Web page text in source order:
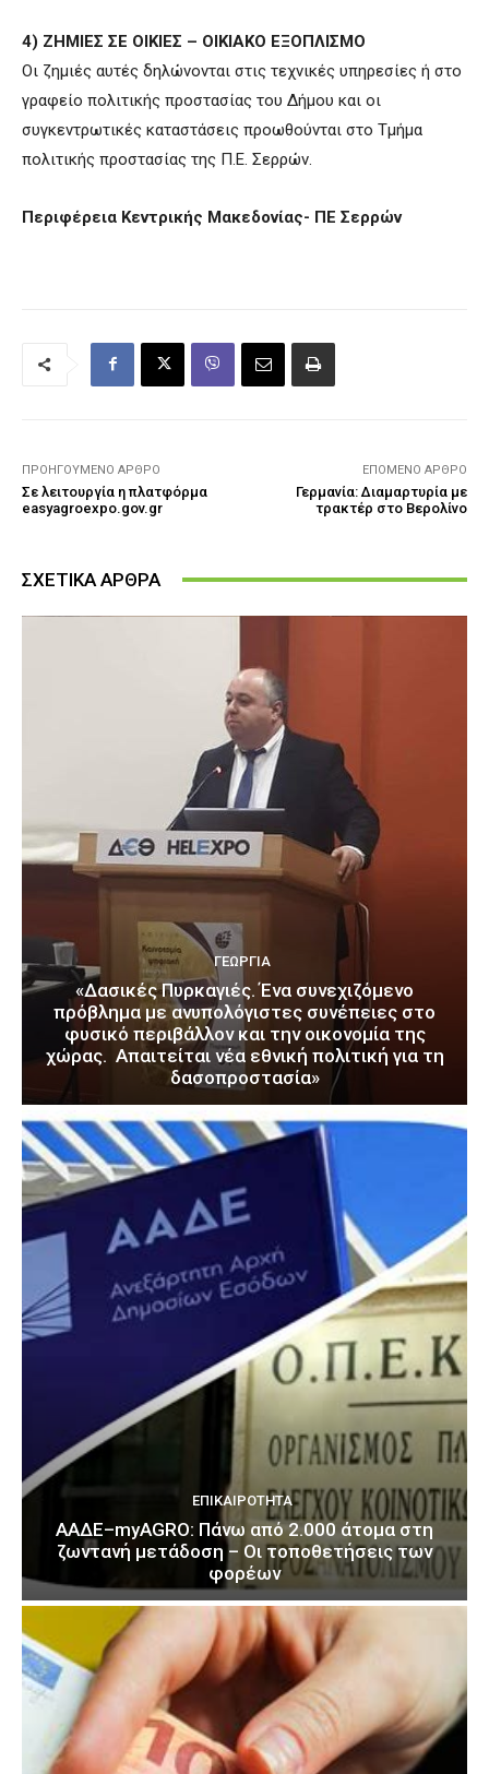
4) ΖΗΜΙΕΣ ΣΕ ΟΙΚΙΕΣ – ΟΙΚΙΑΚΟ ΕΞΟΠΛΙΣΜΟ
Οι ζημιές αυτές δηλώνονται στις τεχνικές υπηρεσίες ή στο
γραφείο πολιτικής προστασίας του Δήμου και οι
συγκεντρωτικές καταστάσεις προωθούνται στο Τμήμα
πολιτικής προστασίας της Π.Ε. Σερρών.
Περιφέρεια Κεντρικής Μακεδονίας- ΠΕ Σερρών
ΠΡΟΗΓΟΎΜΕΝΟ ΆΡΘΡΟ
Σε λειτουργία η πλατφόρμα
easyagroexpo.gov.gr
ΕΠΌΜΕΝΟ ΆΡΘΡΟ
Γερμανία: Διαμαρτυρία με
τρακτέρ στο Βερολίνο
ΣΧΕΤΙΚΑ ΑΡΘΡΑ
ΓΕΩΡΓΊΑ
«Δασικές Πυρκαγιές. Ένα συνεχιζόμενο
πρόβλημα με ανυπολόγιστες συνέπειες στο
φυσικό περιβάλλον και την οικονομία της
χώρας. Απαιτείται νέα εθνική πολιτική για τη
δασοπροστασία»
ΕΠΙΚΑΙΡΌΤΗΤΑ
ΑΑΔΕ–myAGRO: Πάνω από 2.000 άτομα στη
ζωντανή μετάδοση – Οι τοποθετήσεις των
φορέων